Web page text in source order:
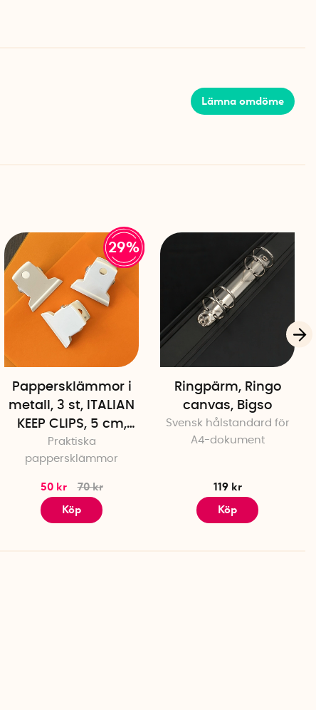
Lämna omdöme
29%
Pappersklämmor i
metall, 3 st, ITALIAN
KEEP CLIPS, 5 cm,
Vita
Praktiska
pappersklämmor
50 kr
70 kr
Köp
Ringpärm, Ringo
canvas, Bigso
Svensk hålstandard för
A4-dokument
119 kr
Köp